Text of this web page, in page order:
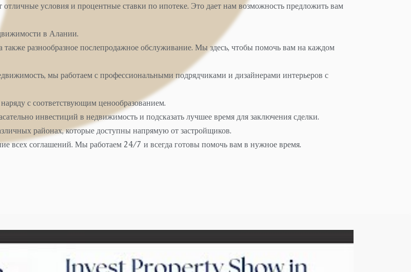
условия и процентные ставки по ипотеке. Это дает нам возможность предложить вам
в Алании.
разнообразное послепродажное обслуживание. Мы здесь, чтобы помочь вам на каждом
мы работаем с профессиональными подрядчиками и дизайнерами интерьеров с
с соответствующим ценообразованием.
инвестиций в недвижимость и подсказать лучшее время для заключения сделки.
районах, которые доступны напрямую от застройщиков.
всех соглашений. Мы работаем 24/7 и всегда готовы помочь вам в нужное время.